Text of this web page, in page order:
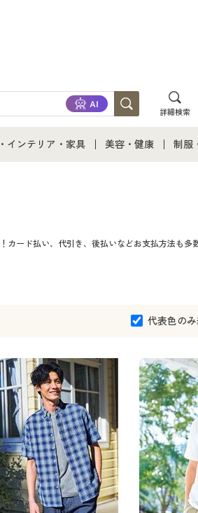
詳細検索
品
インテリア・家具
収納
ベッド
美容・健康 制服
ジュ
ード払い、代引き、後払いなどお支払方法も多
代表色の